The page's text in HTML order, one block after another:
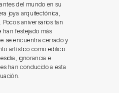
del mundo en su
joya arquitectónica,
aniversarios tan
han festejado más
se encuentra cerrado y
artístico como edilicio.
ignorancia e
han conducido a esta